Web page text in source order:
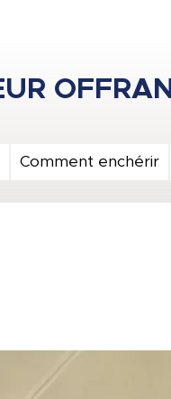
Comment enchérir